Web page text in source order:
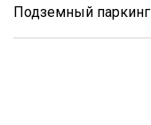
Подземный паркинг